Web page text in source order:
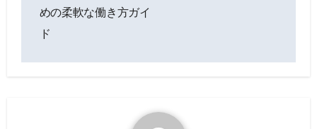
ナ
ビ
ゲ
めの柔軟な働き方ガイ
ド